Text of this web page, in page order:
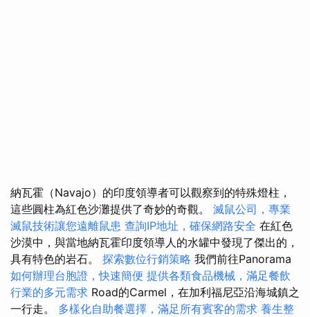
納瓦霍（Navajo）的印度領導者可以觀察到的特殊燈柱，
這些圓柱為紅色沙灘提供了奇妙的奇觀。 滅鼠公司，專業
滅鼠技術讓您遠離鼠患 查詢IP地址，確保網路安全 在紅色
沙漠中，與當地納瓦霍印度領導人的水罐中發現了傑出的，
具有特色的岩石。 探索數位行銷策略 我們前往Panorama
如何辦理台胞證，快速簡便 提供各類食品機械，滿足餐飲
行業的多元需求 Road的Carmel，在加利福尼亞沿海城鎮之
一行走。 多樣化自助餐選擇，滿足所有賓客的需求 養生整